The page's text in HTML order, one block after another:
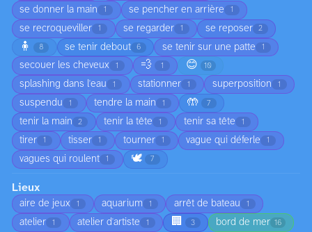
se donner la main 1 se pencher en arrière 1
se recroqueviller 1 se regarder 1 se reposer 2
🧍 8 se tenir debout 6 se tenir sur une patte 1
secouer les cheveux 1 💨 1 😊 10
splashing dans l'eau 1 stationner 1 superposition 1
suspendu 1 tendre la main 1 🤲 7
tenir la main 2 tenir la tête 1 tenir sa tête 1
tirer 1 tisser 1 tourner 1 vague qui déferle 1
vagues qui roulent 1 🕊️ 7
Lieux
aire de jeux 1 aquarium 1 arrêt de bateau 1
atelier 1 atelier d'artiste 1 🏢 3 bord de mer 16